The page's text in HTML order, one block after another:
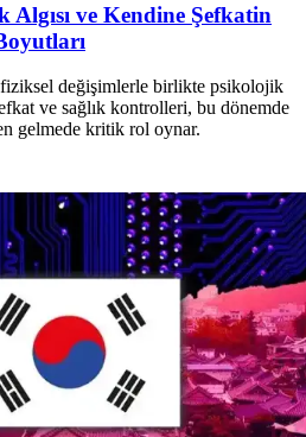
ve Kendine Şefkatin
fiziksel değişimlerle birlikte psikolojik
ve sağlık kontrolleri, bu dönemde
gelmede kritik rol oynar.